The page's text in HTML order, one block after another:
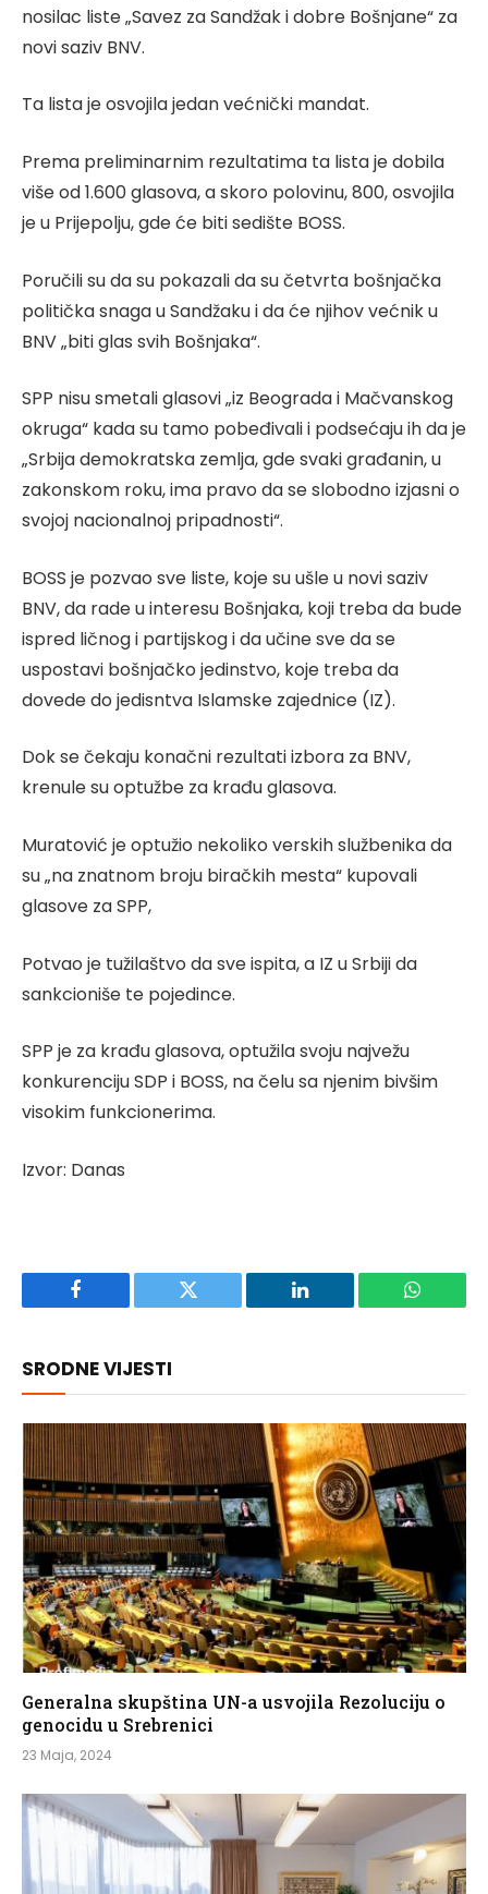
nosilac liste „Savez za Sandžak i dobre Bošnjane“ za
novi saziv BNV.
Ta lista je osvojila jedan većnički mandat.
Prema preliminarnim rezultatima ta lista je dobila
više od 1.600 glasova, a skoro polovinu, 800, osvojila
je u Prijepolju, gde će biti sedište BOSS.
Poručili su da su pokazali da su četvrta bošnjačka
politička snaga u Sandžaku i da će njihov većnik u
BNV „biti glas svih Bošnjaka“.
SPP nisu smetali glasovi „iz Beograda i Mačvanskog
okruga“ kada su tamo pobeđivali i podsećaju ih da je
„Srbija demokratska zemlja, gde svaki građanin, u
zakonskom roku, ima pravo da se slobodno izjasni o
svojoj nacionalnoj pripadnosti“.
BOSS je pozvao sve liste, koje su ušle u novi saziv
BNV, da rade u interesu Bošnjaka, koji treba da bude
ispred ličnog i partijskog i da učine sve da se
uspostavi bošnjačko jedinstvo, koje treba da
dovede do jedisntva Islamske zajednice (IZ).
Dok se čekaju konačni rezultati izbora za BNV,
krenule su optužbe za krađu glasova.
Muratović je optužio nekoliko verskih službenika da
su „na znatnom broju biračkih mesta“ kupovali
glasove za SPP,
Potvao je tužilaštvo da sve ispita, a IZ u Srbiji da
sankcioniše te pojedince.
SPP je za krađu glasova, optužila svoju najvežu
konkurenciju SDP i BOSS, na čelu sa njenim bivšim
visokim funkcionerima.
Izvor: Danas
Facebook Twitter LinkedIn
SRODNE VIJESTI
Generalna skupština UN-a usvojila Rezoluciju o
genocidu u Srebrenici
23 Maja, 2024